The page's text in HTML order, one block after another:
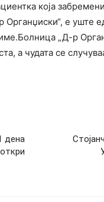
која
е уште
„Д-р
а чудата се
дена